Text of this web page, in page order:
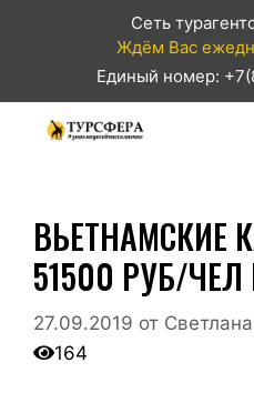
Сеть
Ждём Вас
Единый номер:
ВЬЕТНАМСКИЕ
51500 РУБ/ЧЕЛ
27.09.2019 от
164